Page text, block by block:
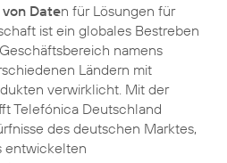
Daten für Lösungen für
ist ein globales Bestreben
namens
Ländern mit
verwirklicht. Mit der
Telefónica Deutschland
des deutschen Marktes,
entwickelten